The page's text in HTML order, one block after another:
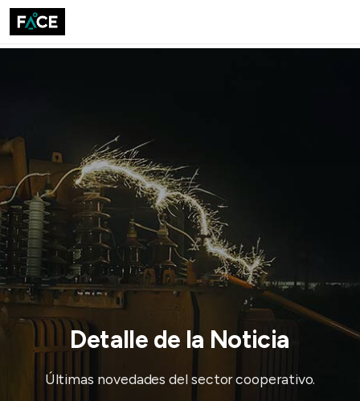
Detalle de la Noticia
Últimas novedades del sector cooperativo.